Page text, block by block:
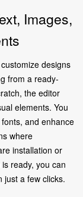
Images,
designs
from a ready-
the editor
elements. You
and enhance
where
installation or
ready, you can
just a few clicks.